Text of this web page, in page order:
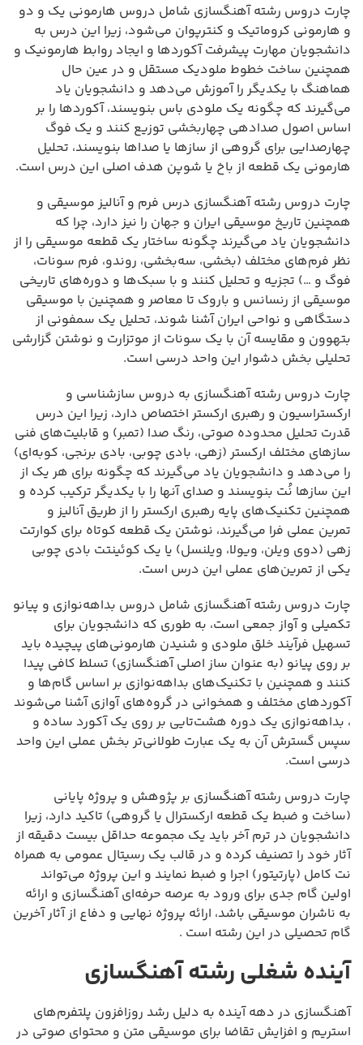
چارت دروس رشته آهنگسازی شامل دروس هارمونی یک و دو
و هارمونی کروماتیک و کنترپوان می‌شود، زیرا این درس به
دانشجویان مهارت پیشرفت آکوردها و ایجاد روابط هارمونیک و
همچنین ساخت خطوط ملودیک مستقل و در عین حال
هماهنگ با یکدیگر را آموزش می‌دهد و دانشجویان یاد
می‌گیرند که چگونه یک ملودی باس بنویسند، آکوردها را بر
اساس اصول صدادهی چهاربخشی توزیع کنند و یک فوگ
چهارصدایی برای گروهی از سازها یا صداها بنویسند، تحلیل
هارمونی یک قطعه از باخ یا شوپن هدف اصلی این درس است.
چارت دروس رشته آهنگسازی درس فرم و آنالیز موسیقی و
همچنین تاریخ موسیقی ایران و جهان را نیز دارد، چرا که
دانشجویان یاد می‌گیرند چگونه ساختار یک قطعه موسیقی را از
نظر فرم‌های مختلف (بخشی، سه‌بخشی، روندو، فرم سونات،
فوگ و …) تجزیه و تحلیل کنند و با سبک‌ها و دوره‌های تاریخی
موسیقی از رنسانس و باروک تا معاصر و همچنین با موسیقی
دستگاهی و نواحی ایران آشنا شوند، تحلیل یک سمفونی از
بتهوون و مقایسه آن با یک سونات از موتزارت و نوشتن گزارشی
تحلیلی بخش دشوار این واحد درسی است.
چارت دروس رشته آهنگسازی به دروس سازشناسی و
ارکستراسیون و رهبری ارکستر اختصاص دارد، زیرا این درس
قدرت تحلیل محدوده صوتی، رنگ صدا (تمبر) و قابلیت‌های فنی
سازهای مختلف ارکستر (زهی، بادی چوبی، بادی برنجی، کوبه‌ای)
را می‌دهد و دانشجویان یاد می‌گیرند که چگونه برای هر یک از
این سازها نُت بنویسند و صدای آنها را با یکدیگر ترکیب کرده و
همچنین تکنیک‌های پایه رهبری ارکستر را از طریق آنالیز و
تمرین عملی فرا می‌گیرند، نوشتن یک قطعه کوتاه برای کوارتت
زهی (دوی ویلن، ویولا، ویلنسل) یا یک کوئینتت بادی چوبی
یکی از تمرین‌های عملی این درس است.
چارت دروس رشته آهنگسازی شامل دروس بداهه‌نوازی و پیانو
تکمیلی و آواز جمعی است، به طوری که دانشجویان برای
تسهیل فرآیند خلق ملودی و شنیدن هارمونی‌های پیچیده باید
بر روی پیانو (به عنوان ساز اصلی آهنگسازی) تسلط کافی پیدا
کنند و همچنین با تکنیک‌های بداهه‌نوازی بر اساس گام‌ها و
آکوردهای مختلف و همخوانی در گروه‌های آوازی آشنا می‌شوند
، بداهه‌نوازی یک دوره هشت‌تایی بر روی یک آکورد ساده و
سپس گسترش آن به یک عبارت طولانی‌تر بخش عملی این واحد
درسی است.
چارت دروس رشته آهنگسازی بر پژوهش و پروژه پایانی
(ساخت و ضبط یک قطعه ارکسترال یا گروهی) تاکید دارد، زیرا
دانشجویان در ترم آخر باید یک مجموعه حداقل بیست دقیقه از
آثار خود را تصنیف کرده و در قالب یک رسیتال عمومی به همراه
نت کامل (پارتیتور) اجرا و ضبط نمایند و این پروژه می‌تواند
اولین گام جدی برای ورود به عرصه حرفه‌ای آهنگسازی و ارائه
به ناشران موسیقی باشد، ارائه پروژه نهایی و دفاع از آثار آخرین
گام تحصیلی در این رشته است .
آینده شغلی رشته آهنگسازی
آهنگسازی در دهه آینده به دلیل رشد روزافزون پلتفرم‌های
استریم و افزایش تقاضا برای موسیقی متن و محتوای صوتی در